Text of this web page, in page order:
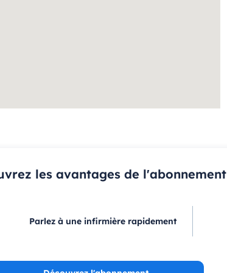
les avantages de l'abonnement
Parlez à une infirmière rapidement